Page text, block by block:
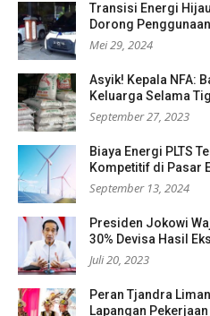
Transisi Energi
Dorong
Mei 29, 2024
Asyik! Kepala NFA:
Keluarga Selama
September 27, 2023
Biaya Energi PLTS
Kompetitif di Pasar
September 13, 2024
Presiden Jokowi
30% Devisa Hasil
Juli 20, 2023
Peran Tjandra
Lapangan